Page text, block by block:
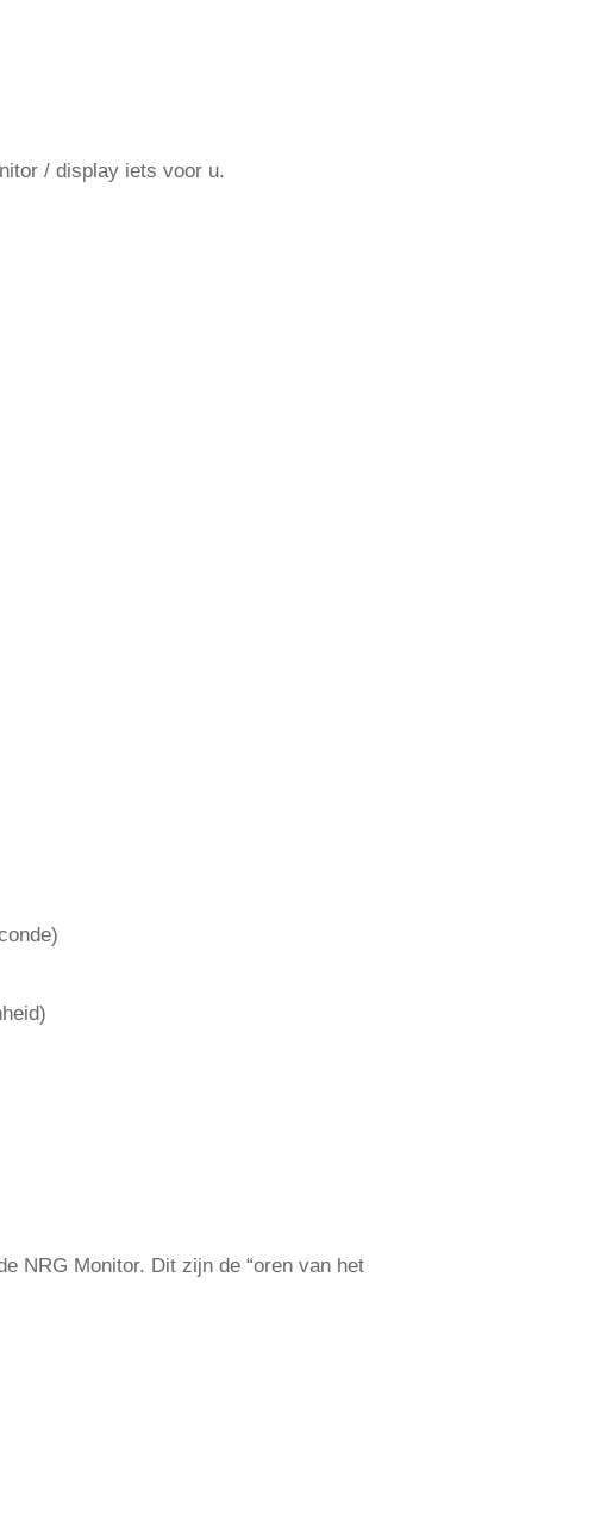
/ display iets voor u.
NRG Monitor. Dit zijn de “oren van het